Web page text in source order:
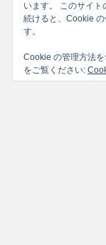
います。 このサイト
続けると、Cookie
す。
Cookie の管理方法
をご覧ください: